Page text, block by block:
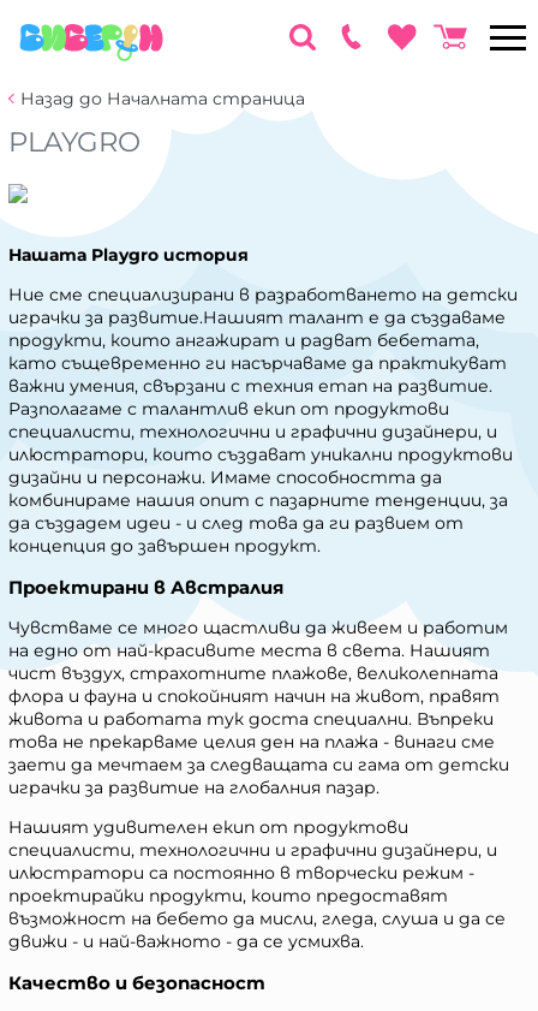
Назад до Началната страница
PLAYGRO
Нашата Playgro история
Ние сме специализирани в разработването на детски
играчки за развитие.Нашият талант е да създаваме
продукти, които ангажират и радват бебетата,
като същевременно ги насърчаваме да практикуват
важни умения, свързани с техния етап на развитие.
Разполагаме с талантлив екип от продуктови
специалисти, технологични и графични дизайнери, и
илюстратори, които създават уникални продуктови
дизайни и персонажи. Имаме способността да
комбинираме нашия опит с пазарните тенденции, за
да създадем идеи - и след това да ги развием от
концепция до завършен продукт.
Проектирани в Австралия
Чувстваме се много щастливи да живеем и работим
на едно от най-красивите места в света. Нашият
чист въздух, страхотните плажове, великолепната
флора и фауна и спокойният начин на живот, правят
живота и работата тук доста специални. Въпреки
това не прекарваме целия ден на плажа - винаги сме
заети да мечтаем за следващата си гама от детски
играчки за развитие на глобалния пазар.
Нашият удивителен екип от продуктови
специалисти, технологични и графични дизайнери, и
илюстратори са постоянно в творчески режим -
проектирайки продукти, които предоставят
възможност на бебето да мисли, гледа, слуша и да се
движи - и най-важното - да се усмихва.
Качество и безопасност